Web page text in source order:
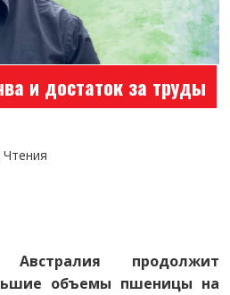
и достаток за труды
продолжит
объемы пшеницы на